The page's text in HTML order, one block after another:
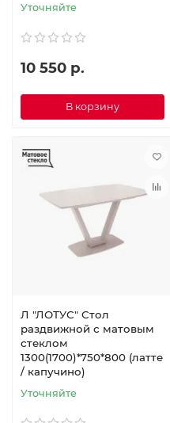
Уточняйте
10 550 р.
В корзину
Л "ЛОТУС" Стол
раздвижной с матовым
стеклом
1300(1700)*750*800 (латте
/ капучино)
Уточняйте